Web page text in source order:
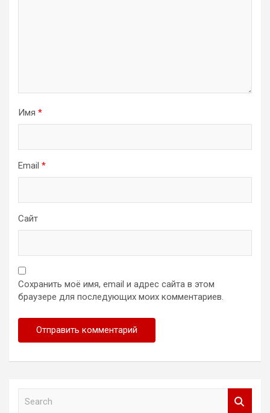
Имя *
Email *
Сайт
Сохранить моё имя, email и адрес сайта в этом
браузере для последующих моих комментариев.